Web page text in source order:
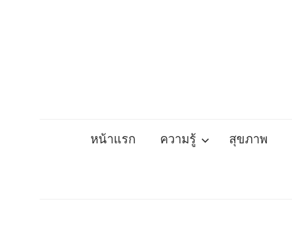
หน้าแรก ความรู้ สุขภาพ